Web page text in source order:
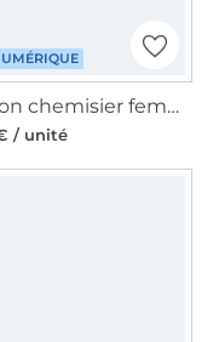
Patron chemisier femme pdf Carla La Bavarese, en allemand
/ unité